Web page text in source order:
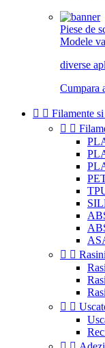
Piese de
Modele
diverse
Cumpara
  Filamente
 
  Rasini
 